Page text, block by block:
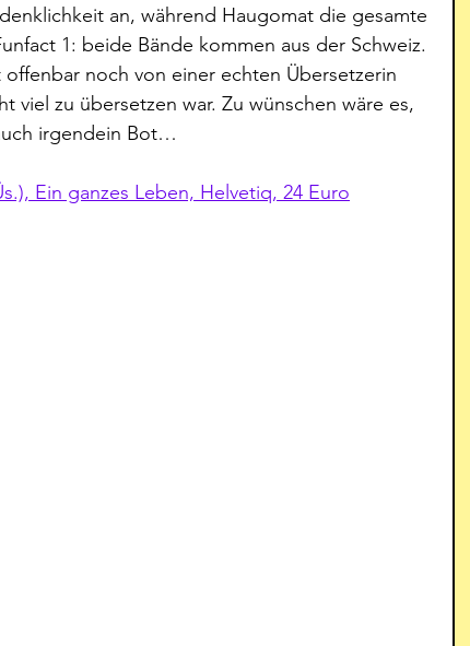
an, während Haugomat die gesamte
1: beide Bände kommen aus der Schweiz.
offenbar noch von einer echten Übersetzerin
viel zu übersetzen war. Zu wünschen wäre es,
irgendein Bot…
Ein ganzes Leben, Helvetiq, 24 Euro